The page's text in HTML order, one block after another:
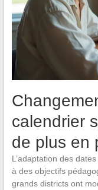
calendrier
de plus en
L’adaptation des
à des objectifs
grands districts ont